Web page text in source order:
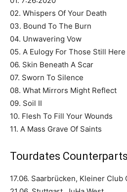
02. Whispers Of Your Death
03. Bound To The Burn
04. Unwavering Vow
05. A Eulogy For Those Still Here
06. Skin Beneath A Scar
07. Sworn To Silence
08. What Mirrors Might Reflect
09. Soil II
10. Flesh To Fill Your Wounds
11. A Mass Grave Of Saints
Tourdates
17.06. Saarbrücken, Kleiner Club